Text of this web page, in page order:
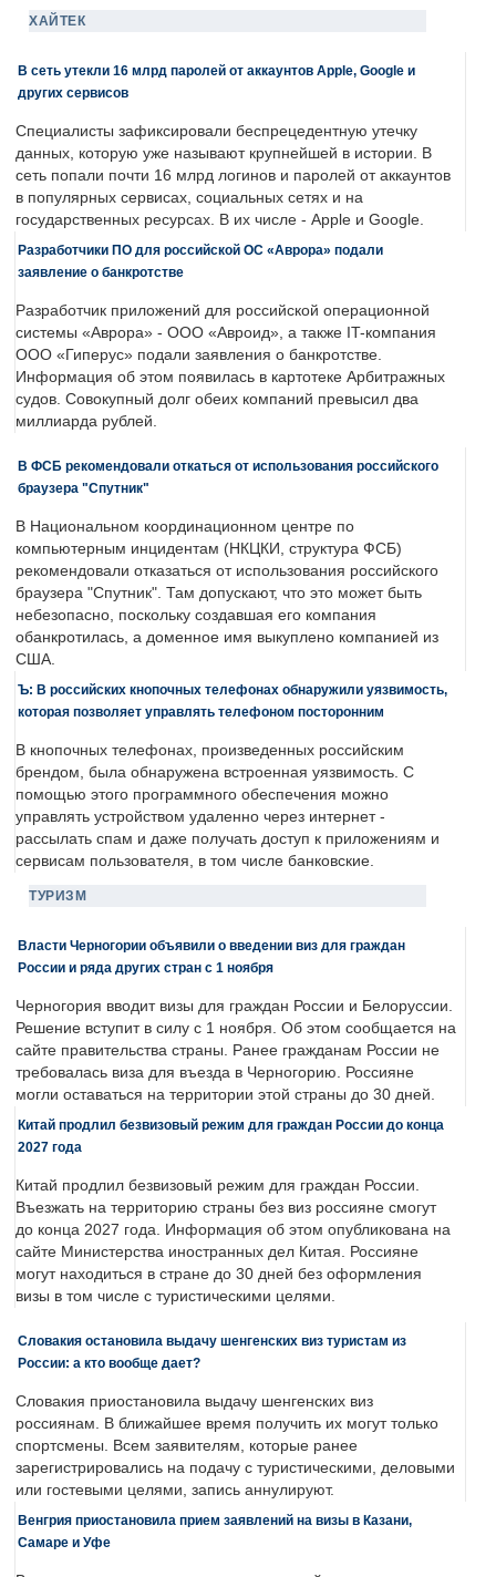
ХАЙТЕК
В сеть утекли 16 млрд паролей от аккаунтов Apple, Google и
других сервисов
Специалисты зафиксировали беспрецедентную утечку
данных, которую уже называют крупнейшей в истории. В
сеть попали почти 16 млрд логинов и паролей от аккаунтов
в популярных сервисах, социальных сетях и на
государственных ресурсах. В их числе - Apple и Google.
Разработчики ПО для российской ОС «Аврора» подали
заявление о банкротстве
Разработчик приложений для российской операционной
системы «Аврора» - ООО «Авроид», а также IT-компания
ООО «Гиперус» подали заявления о банкротстве.
Информация об этом появилась в картотеке Арбитражных
судов. Совокупный долг обеих компаний превысил два
миллиарда рублей.
В ФСБ рекомендовали откаться от использования российского
браузера "Спутник"
В Национальном координационном центре по
компьютерным инцидентам (НКЦКИ, структура ФСБ)
рекомендовали отказаться от использования российского
браузера "Спутник". Там допускают, что это может быть
небезопасно, поскольку создавшая его компания
обанкротилась, а доменное имя выкуплено компанией из
США.
Ъ: В российских кнопочных телефонах обнаружили уязвимость,
которая позволяет управлять телефоном посторонним
В кнопочных телефонах, произведенных российским
брендом, была обнаружена встроенная уязвимость. С
помощью этого программного обеспечения можно
управлять устройством удаленно через интернет -
рассылать спам и даже получать доступ к приложениям и
сервисам пользователя, в том числе банковские.
ТУРИЗМ
Власти Черногории объявили о введении виз для граждан
России и ряда других стран с 1 ноября
Черногория вводит визы для граждан России и Белоруссии.
Решение вступит в силу с 1 ноября. Об этом сообщается на
сайте правительства страны. Ранее гражданам России не
требовалась виза для въезда в Черногорию. Россияне
могли оставаться на территории этой страны до 30 дней.
Китай продлил безвизовый режим для граждан России до конца
2027 года
Китай продлил безвизовый режим для граждан России.
Въезжать на территорию страны без виз россияне смогут
до конца 2027 года. Информация об этом опубликована на
сайте Министерства иностранных дел Китая. Россияне
могут находиться в стране до 30 дней без оформления
визы в том числе с туристическими целями.
Словакия остановила выдачу шенгенских виз туристам из
России: а кто вообще дает?
Словакия приостановила выдачу шенгенских виз
россиянам. В ближайшее время получить их могут только
спортсмены. Всем заявителям, которые ранее
зарегистрировались на подачу с туристическими, деловыми
или гостевыми целями, запись аннулируют.
Венгрия приостановила прием заявлений на визы в Казани,
Самаре и Уфе